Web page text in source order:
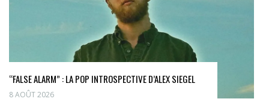
“FALSE ALARM” : LA POP INTROSPECTIVE D’ALEX SIEGEL
8 AOÛT 2026